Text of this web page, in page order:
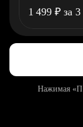
1 499 ₽ за
Нажимая